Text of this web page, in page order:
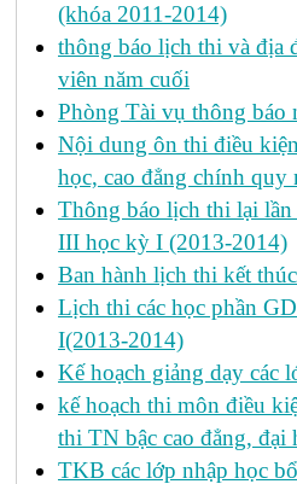
(khóa 2011-2014)
thông báo lịch thi và địa
viên năm cuối
Phòng Tài vụ thông báo
Nội dung ôn thi điều
học, cao đẳng chính quy
Thông báo lịch thi lại
III học kỳ I (2013-2014)
Ban hành lịch thi kết
Lịch thi các học phần
I(2013-2014)
Kế hoạch giảng dạy các
kế hoạch thi môn điều
thi TN bậc cao đẳng, đại
TKB các lớp nhập học